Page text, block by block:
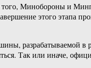
Минобороны и
этого этапа
разрабатываемой
Так или иначе,